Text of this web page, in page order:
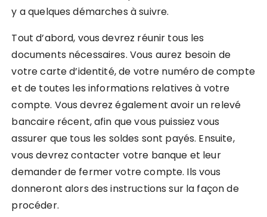
y a quelques démarches à suivre.
Tout d’abord, vous devrez réunir tous les
documents nécessaires. Vous aurez besoin de
votre carte d’identité, de votre numéro de compte
et de toutes les informations relatives à votre
compte. Vous devrez également avoir un relevé
bancaire récent, afin que vous puissiez vous
assurer que tous les soldes sont payés. Ensuite,
vous devrez contacter votre banque et leur
demander de fermer votre compte. Ils vous
donneront alors des instructions sur la façon de
procéder.